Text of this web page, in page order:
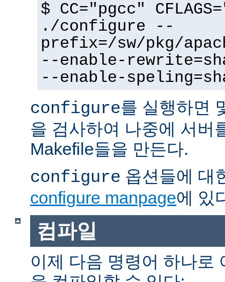
$ CC="pgcc"
./configure --
prefix=/sw/pkg/
--enable-
--enable-
configure를 실행하면
을 검사하여 나중에 서버
Makefile들을 만든다.
configure 옵션들에 대
configure manpage에 있
컴파일
이제 다음 명령어 하나로